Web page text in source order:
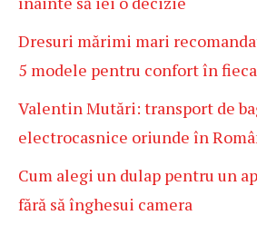
Dresuri mărimi mari
5 modele pentru confort în
Valentin Mutări: transport de
electrocasnice oriunde în
Cum alegi un dulap pentru un
fără să înghesui camera